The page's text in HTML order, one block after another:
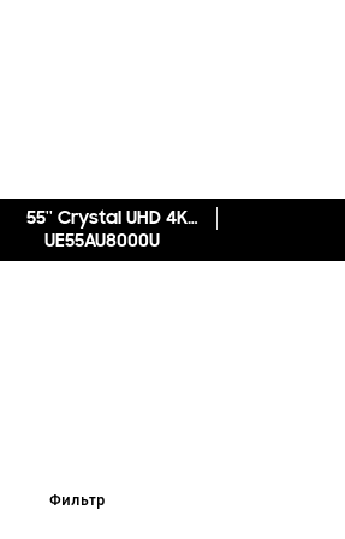
55'' Crystal UHD 4K AU8000
UE55AU8000U
Фильтр